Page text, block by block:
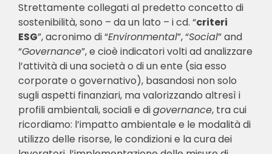
Strettamente collegati al predetto concetto di
sostenibilità, sono – da un lato – i cd. “criteri
ESG”, acronimo di “Environmental”, “Social” and
“Governance”, e cioè indicatori volti ad analizzare
l’attività di una società o di un ente (sia esso
corporate o governativo), basandosi non solo
sugli aspetti finanziari, ma valorizzando altresì i
profili ambientali, sociali e digovernance, tra cui
ricordiamo: l’impatto ambientale e le modalità di
utilizzo delle risorse, le condizioni e la cura dei